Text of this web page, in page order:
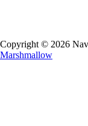
Copyright © 2026
Marshmallow